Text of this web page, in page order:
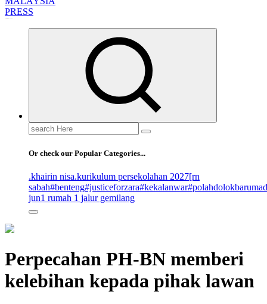
Search
for:
Or check our Popular Categories...
.khairin nisa.kurikulum persekolahan 2027[rn
sabah#benteng#justiceforzara#kekalanwar
jun1 rumah 1 jalur gemilang
Perpecahan PH-BN memberi
kelebihan kepada pihak lawan